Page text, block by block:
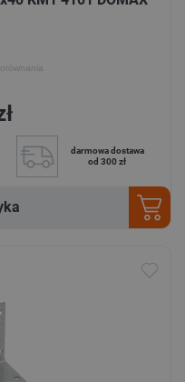
darmowa dostawa
od 300 zł